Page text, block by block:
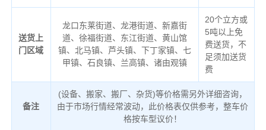
送货上
门区域
龙口东莱街道、龙港街道、新嘉街
道、徐福街道、东江街道、黄山馆
镇、北马镇、芦头镇、下丁家镇、七
甲镇、石良镇、兰高镇、诸由观镇
20个立方或
5吨以上免
费送货，不
足须加送货
费
备注
(设备、搬家、搬厂、杂货)等价格需另外详细咨询，
由于市场行情经常波动，此价格表仅供参考，整车价
格按车型议价！